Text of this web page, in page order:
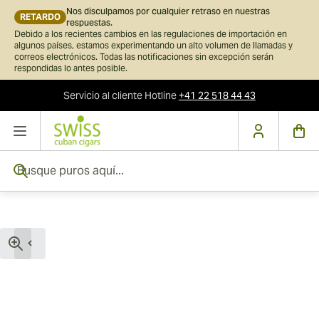
RETARDO
Nos disculpamos por cualquier retraso en nuestras
respuestas.
Debido a los recientes cambios en las regulaciones de importación en
algunos países, estamos experimentando un alto volumen de llamadas y
correos electrónicos. Todas las notificaciones sin excepción serán
respondidas lo antes posible.
Servicio al cliente Hotline+41 22 518 44 43